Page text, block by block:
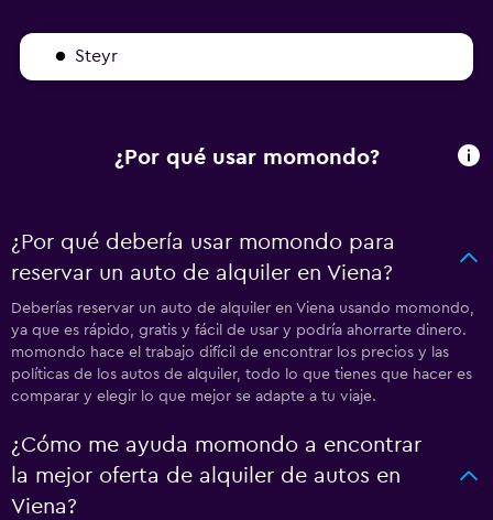
Steyr
¿Por qué usar momondo?
¿Por qué debería usar momondo para
reservar un auto de alquiler en Viena?
Deberías reservar un auto de alquiler en Viena usando momondo,
ya que es rápido, gratis y fácil de usar y podría ahorrarte dinero.
momondo hace el trabajo difícil de encontrar los precios y las
políticas de los autos de alquiler, todo lo que tienes que hacer es
comparar y elegir lo que mejor se adapte a tu viaje.
¿Cómo me ayuda momondo a encontrar
la mejor oferta de alquiler de autos en
Viena?